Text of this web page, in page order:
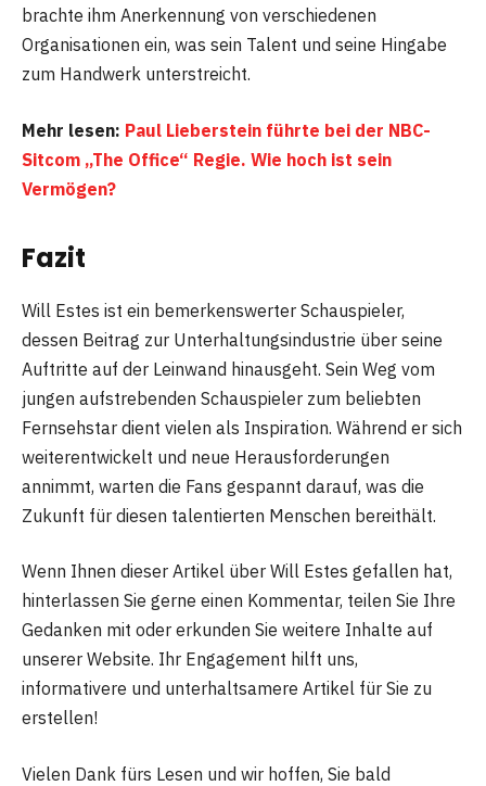
brachte ihm Anerkennung von verschiedenen
Organisationen ein, was sein Talent und seine Hingabe
zum Handwerk unterstreicht.
Mehr lesen: Paul Lieberstein führte bei der NBC-
Sitcom „The Office“ Regie. Wie hoch ist sein
Vermögen?
Fazit
Will Estes ist ein bemerkenswerter Schauspieler,
dessen Beitrag zur Unterhaltungsindustrie über seine
Auftritte auf der Leinwand hinausgeht. Sein Weg vom
jungen aufstrebenden Schauspieler zum beliebten
Fernsehstar dient vielen als Inspiration. Während er sich
weiterentwickelt und neue Herausforderungen
annimmt, warten die Fans gespannt darauf, was die
Zukunft für diesen talentierten Menschen bereithält.
Wenn Ihnen dieser Artikel über Will Estes gefallen hat,
hinterlassen Sie gerne einen Kommentar, teilen Sie Ihre
Gedanken mit oder erkunden Sie weitere Inhalte auf
unserer Website. Ihr Engagement hilft uns,
informativere und unterhaltsamere Artikel für Sie zu
erstellen!
Vielen Dank fürs Lesen und wir hoffen, Sie bald